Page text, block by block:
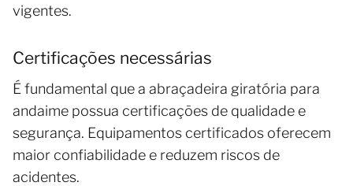
vigentes.
Certificações necessárias
É fundamental que a abraçadeira giratória para
andaime possua certificações de qualidade e
segurança. Equipamentos certificados oferecem
maior confiabilidade e reduzem riscos de
acidentes.